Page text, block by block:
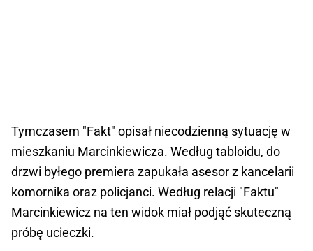
Tymczasem "Fakt" opisał niecodzienną sytuację w
mieszkaniu Marcinkiewicza. Według tabloidu, do
drzwi byłego premiera zapukała asesor z kancelarii
komornika oraz policjanci. Według relacji "Faktu"
Marcinkiewicz na ten widok miał podjąć skuteczną
próbę ucieczki.